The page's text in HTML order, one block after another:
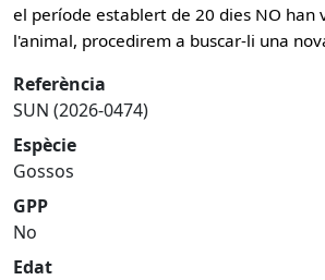
el període establert de 20 dies NO han
l'animal, procedirem a buscar-li una
Referència
SUN (2026-0474)
Espècie
Gossos
GPP
No
Edat